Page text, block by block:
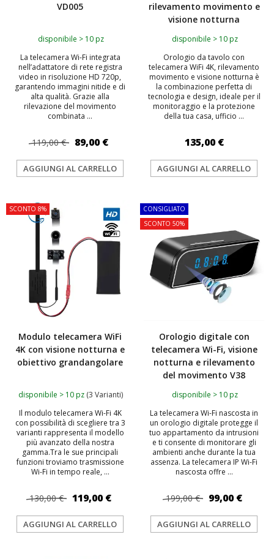
VD005
disponibile > 10 pz
La telecamera Wi-Fi integrata
nell’adattatore di rete registra
video in risoluzione HD 720p,
garantendo immagini nitide e di
alta qualità. Grazie alla
rilevazione del movimento
combinata ...
119,00 € 89,00 €
AGGIUNGI AL CARRELLO
rilevamento movimento e
visione notturna
disponibile > 10 pz
Orologio da tavolo con
telecamera WiFi 4K, rilevamento
movimento e visione notturna è
la combinazione perfetta di
tecnologia e design, ideale per il
monitoraggio e la protezione
della tua casa, ufficio ...
135,00 €
AGGIUNGI AL CARRELLO
SCONTO 8%
Modulo telecamera WiFi
4K con visione notturna e
obiettivo grandangolare
disponibile > 10 pz (3 Varianti)
Il modulo telecamera Wi-Fi 4K
con possibilità di scegliere tra 3
varianti rappresenta il modello
più avanzato della nostra
gamma.Tra le sue principali
funzioni troviamo trasmissione
Wi-Fi in tempo reale, ...
130,00 € 119,00 €
AGGIUNGI AL CARRELLO
CONSIGLIATO
SCONTO 50%
Orologio digitale con
telecamera Wi-Fi, visione
notturna e rilevamento
del movimento V38
disponibile > 10 pz
La telecamera Wi-Fi nascosta in
un orologio digitale protegge il
tuo appartamento da intrusioni
e ti consente di monitorare gli
ambienti anche durante la tua
assenza. La telecamera IP Wi-Fi
nascosta offre ...
199,00 € 99,00 €
AGGIUNGI AL CARRELLO